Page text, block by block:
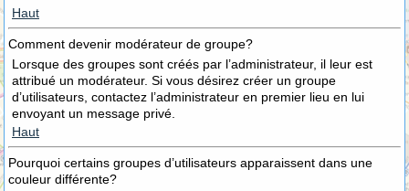
Haut
Comment devenir modérateur de groupe?
Lorsque des groupes sont créés par l’administrateur, il leur est
attribué un modérateur. Si vous désirez créer un groupe
d’utilisateurs, contactez l’administrateur en premier lieu en lui
envoyant un message privé.
Haut
Pourquoi certains groupes d’utilisateurs apparaissent dans une
couleur différente?